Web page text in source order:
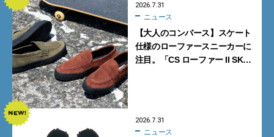
2026.7.31
ニュース
【大人のコンバース】スケート
仕様のローファースニーカーに
注目。「CS ローファー II SK」
2026.7.31
ニュース